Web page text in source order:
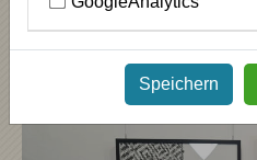
Speichern